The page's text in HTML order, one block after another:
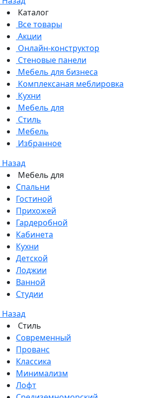
Каталог
Все товары
Акции
Онлайн-конструктор
Стеновые панели
Мебель для бизнеса
Комплексаная меблировка
Кухни
Мебель для
Стиль
Мебель
Избранное
Назад
Мебель для
Спальни
Гостиной
Прихожей
Гардеробной
Кабинета
Кухни
Детской
Лоджии
Ванной
Студии
Назад
Стиль
Современный
Прованс
Классика
Минимализм
Лофт